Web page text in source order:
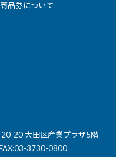
品券について
20 大田区産業プラザ5階
3730-0800